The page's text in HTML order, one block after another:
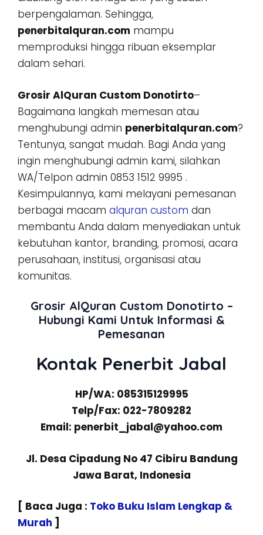
berpengalaman. Sehingga,
penerbitalquran.com mampu
memproduksi hingga ribuan eksemplar
dalam sehari.
Grosir AlQuran Custom Donotirto–
Bagaimana langkah memesan atau
menghubungi admin penerbitalquran.com?
Tentunya, sangat mudah. Bagi Anda yang
ingin menghubungi admin kami, silahkan
WA/Telpon admin 0853 1512 9995 .
Kesimpulannya, kami melayani pemesanan
berbagai macam alquran custom dan
membantu Anda dalam menyediakan untuk
kebutuhan kantor, branding, promosi, acara
perusahaan, institusi, organisasi atau
komunitas.
Grosir AlQuran Custom Donotirto –
Hubungi Kami Untuk Informasi &
Pemesanan
Kontak Penerbit Jabal
HP/WA: 085315129995
Telp/Fax: 022-7809282
Email: penerbit_jabal@yahoo.com
Jl. Desa Cipadung No 47 Cibiru Bandung
Jawa Barat, Indonesia
[ Baca Juga : Toko Buku Islam Lengkap &
Murah ]